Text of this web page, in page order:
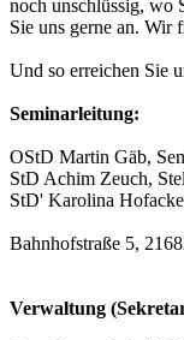
noch unschlüssig, wo
Sie uns gerne an. Wir
Und so erreichen Sie
Seminarleitung:
OStD Martin Gäb,
StD Achim Zeuch,
StD' Karolina
Bahnhofstraße 5,
Verwaltung